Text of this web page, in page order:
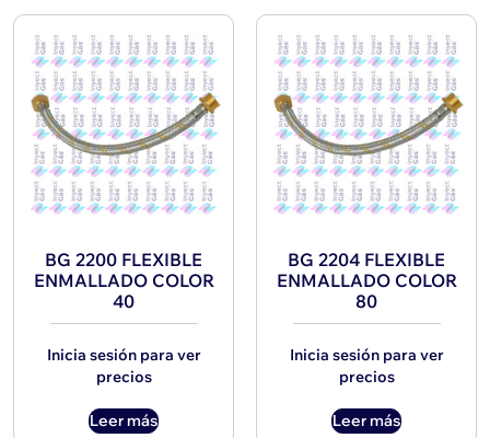
BG 2200 FLEXIBLE
ENMALLADO COLOR
40
Inicia sesión para ver
precios
Leer más
BG 2204 FLEXIBLE
ENMALLADO COLOR
80
Inicia sesión para ver
precios
Leer más